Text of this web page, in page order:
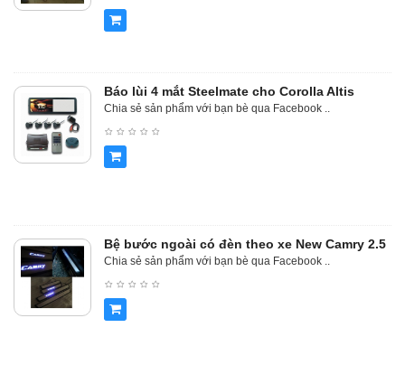
Báo lùi 4 mắt Steelmate cho Corolla Altis
Chia sẻ sản phẩm với bạn bè qua Facebook ..
Bệ bước ngoài có đèn theo xe New Camry 2.5
Chia sẻ sản phẩm với bạn bè qua Facebook ..